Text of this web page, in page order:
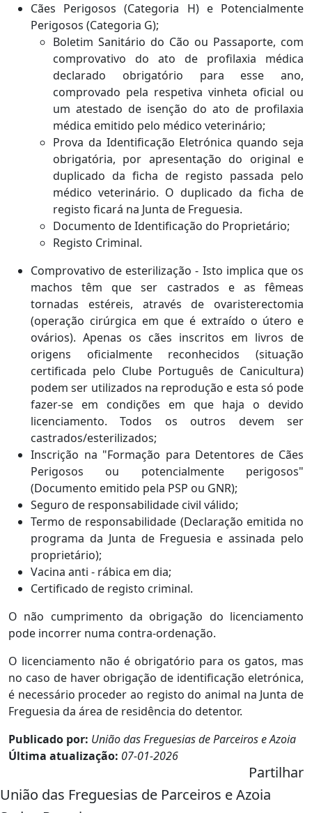
Cães Perigosos (Categoria H) e Potencialmente
Perigosos (Categoria G);
Boletim Sanitário do Cão ou Passaporte, com
comprovativo do ato de profilaxia médica
declarado obrigatório para esse ano,
comprovado pela respetiva vinheta oficial ou
um atestado de isenção do ato de profilaxia
médica emitido pelo médico veterinário;
Prova da Identificação Eletrónica quando seja
obrigatória, por apresentação do original e
duplicado da ficha de registo passada pelo
médico veterinário. O duplicado da ficha de
registo ficará na Junta de Freguesia.
Documento de Identificação do Proprietário;
Registo Criminal.
Comprovativo de esterilização - Isto implica que os
machos têm que ser castrados e as fêmeas
tornadas estéreis, através de ovaristerectomia
(operação cirúrgica em que é extraído o útero e
ovários). Apenas os cães inscritos em livros de
origens oficialmente reconhecidos (situação
certificada pelo Clube Português de Canicultura)
podem ser utilizados na reprodução e esta só pode
fazer-se em condições em que haja o devido
licenciamento. Todos os outros devem ser
castrados/esterilizados;
Inscrição na "Formação para Detentores de Cães
Perigosos ou potencialmente perigosos"
(Documento emitido pela PSP ou GNR);
Seguro de responsabilidade civil válido;
Termo de responsabilidade (Declaração emitida no
programa da Junta de Freguesia e assinada pelo
proprietário);
Vacina anti - rábica em dia;
Certificado de registo criminal.
O não cumprimento da obrigação do licenciamento
pode incorrer numa contra-ordenação.
O licenciamento não é obrigatório para os gatos, mas
no caso de haver obrigação de identificação eletrónica,
é necessário proceder ao registo do animal na Junta de
Freguesia da área de residência do detentor.
Publicado por: União das Freguesias de Parceiros e Azoia
Última atualização: 07-01-2026
Partilhar
União das Freguesias de Parceiros e Azoia